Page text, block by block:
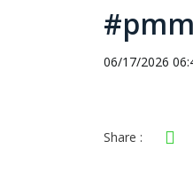
06/17/2026
Share :